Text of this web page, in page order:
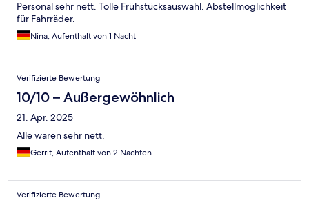
Personal sehr nett. Tolle Frühstücksauswahl. Abstellmöglichkeit
für Fahrräder.
Nina, Aufenthalt von 1 Nacht
Verifizierte Bewertung
10/10 – Außergewöhnlich
21. Apr. 2025
Alle waren sehr nett.
Gerrit, Aufenthalt von 2 Nächten
Verifizierte Bewertung